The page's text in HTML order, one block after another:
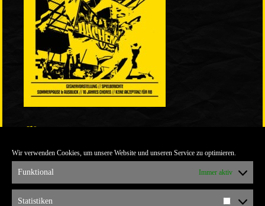
Wir verwenden Cookies, um unsere Website und unseren Service zu optimieren.
Funktional Immer aktiv
Statistiken
ULTRABLOG DER YELLOW CONNECTION
ALEMANNIA VERKAUFT MAN NICHT
ARCHIV